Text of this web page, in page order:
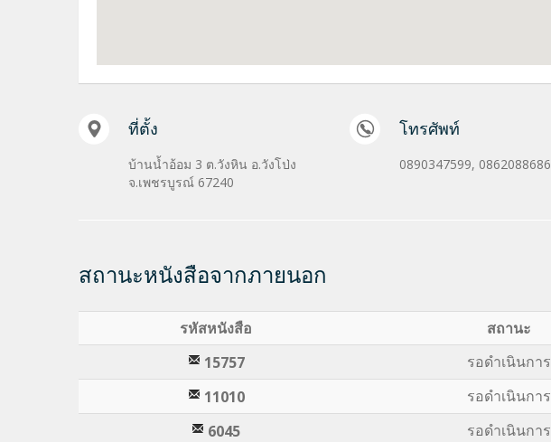
ที่ตั้ง
บ้านน้ำอ้อม 3 ต.วังหิน อ.วังโป่ง
จ.เพชรบูรณ์ 67240
โทรศัพท์
0890347599, 0862088686
สถานะหนังสือจากภายนอก
รหัสหนังสือ สถานะ
15757
รอดำเนินการ
11010
รอดำเนินการ
6045
รอดำเนินการ